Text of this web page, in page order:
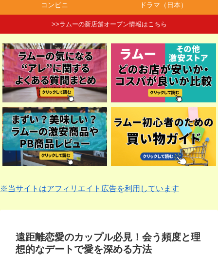
コンビニ ドラマ（日本）
>>ラムーの新店舗オープン情報はこちら
※当サイトはアフィリエイト広告を利用しています
遠距離恋愛のカップル必見！会う頻度と理
想的なデートで愛を深める方法